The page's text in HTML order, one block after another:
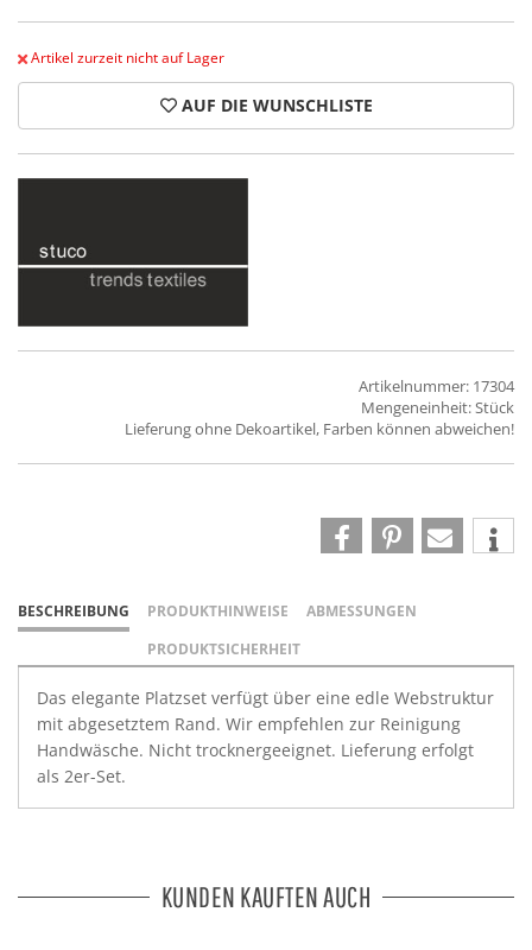
Artikel zurzeit nicht auf Lager
AUF DIE WUNSCHLISTE
Artikelnummer: 17304
Mengeneinheit: Stück
Lieferung ohne Dekoartikel, Farben können abweichen!
BESCHREIBUNG PRODUKTHINWEISE
ABMESSUNGEN
PRODUKTSICHERHEIT
Das elegante Platzset verfügt über eine edle Webstruktur
mit abgesetztem Rand. Wir empfehlen zur Reinigung
Handwäsche. Nicht trocknergeeignet. Lieferung erfolgt
als 2er-Set.
KUNDEN KAUFTEN AUCH